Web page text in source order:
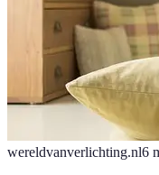
wereldvanverlichting.nl6